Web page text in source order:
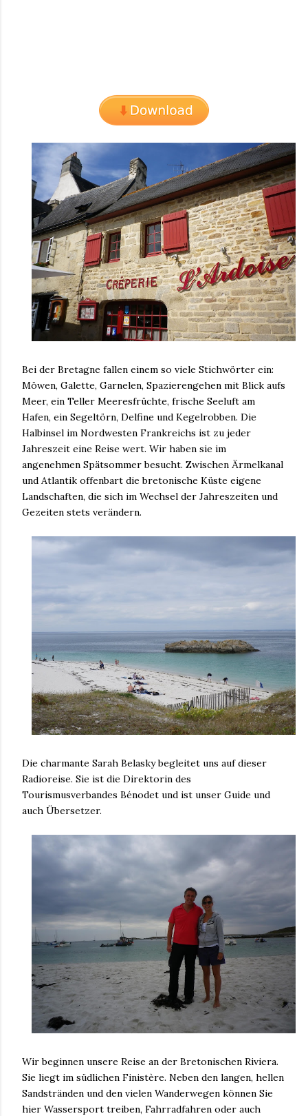
Bei der Bretagne fallen einem so viele Stichwörter ein:
Möwen, Galette, Garnelen, Spazierengehen mit Blick aufs
Meer, ein Teller Meeresfrüchte, frische Seeluft am
Hafen, ein Segeltörn, Delfine und Kegelrobben. Die
Halbinsel im Nordwesten Frankreichs ist zu jeder
Jahreszeit eine Reise wert. Wir haben sie im
angenehmen Spätsommer besucht. Zwischen Ärmelkanal
und Atlantik offenbart die bretonische Küste eigene
Landschaften, die sich im Wechsel der Jahreszeiten und
Gezeiten stets verändern.
Die charmante Sarah Belasky begleitet uns auf dieser
Radioreise. Sie ist die Direktorin des
Tourismusverbandes Bénodet und ist unser Guide und
auch Übersetzer.
Wir beginnen unsere Reise an der Bretonischen Riviera.
Sie liegt im südlichen Finistère. Neben den langen, hellen
Sandstränden und den vielen Wanderwegen können Sie
hier Wassersport treiben, Fahrradfahren oder auch